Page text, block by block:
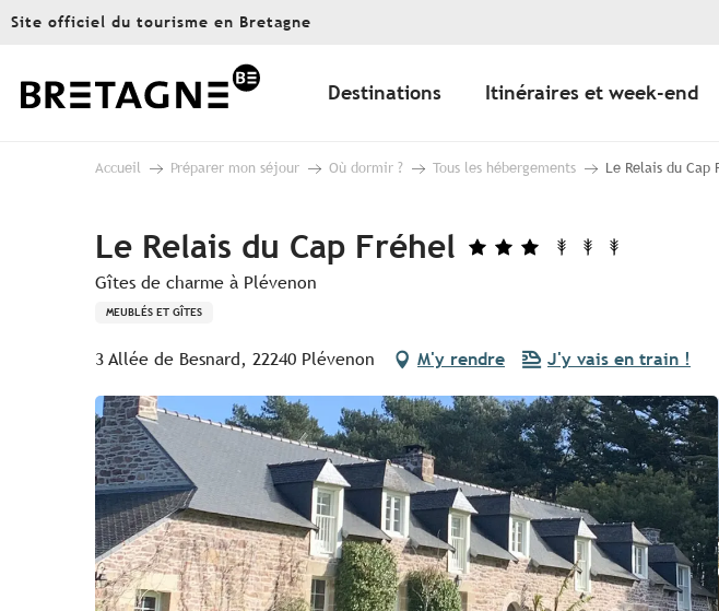
Aller
principal
Site officiel du tourisme en Bretagne
Destinations Itinéraires et week-end
Accueil Préparer mon séjour Où dormir ? Tous les hébergements Le Relais du Cap
Le Relais du Cap Fréhel
Gîtes de charme à Plévenon
MEUBLÉS ET GÎTES
3 Allée de Besnard, 22240 Plévenon M'y rendre J'y vais en train !